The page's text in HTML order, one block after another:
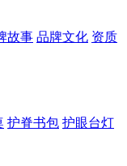
故事 品牌文化 资质
护脊书包 护眼台灯